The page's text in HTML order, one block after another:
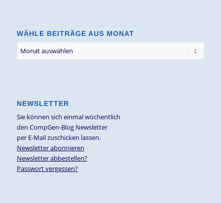
WÄHLE BEITRÄGE AUS MONAT
NEWSLETTER
Sie können sich einmal wöchentlich
den CompGen-Blog Newsletter
per E-Mail zuschicken lassen.
Newsletter abonnieren
Newsletter abbestellen?
Passwort vergessen?